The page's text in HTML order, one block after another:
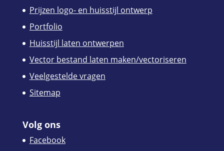
Prijzen logo- en huisstijl ontwerp
Portfolio
Huisstijl laten ontwerpen
Vector bestand laten maken/vectoriseren
Veelgestelde vragen
Sitemap
Volg ons
Facebook